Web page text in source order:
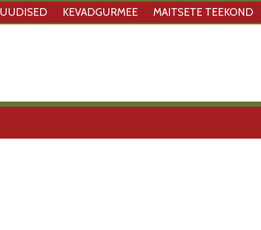
UUDISED KEVADGURMEE MAITSETE TEEKOND